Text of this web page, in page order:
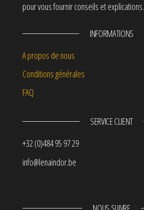
pour vous fournir conseils et explications.
INFORMATIONS
A propos de nous
Conditions générales
FAQ
SERVICE CLIENT
+32 (0)484 95 97 29
info@lenaindor.be